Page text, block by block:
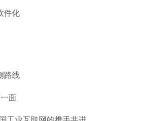
件化
路线
面